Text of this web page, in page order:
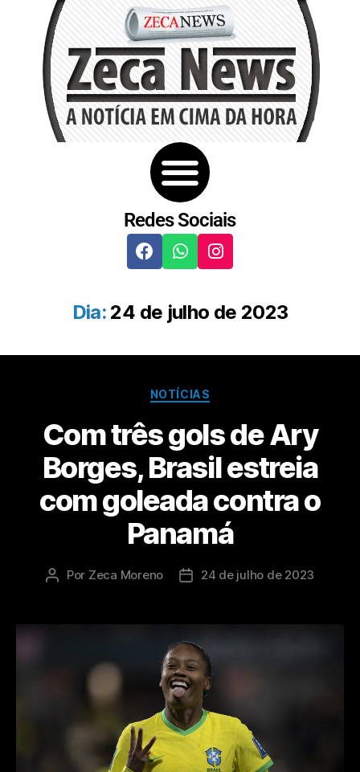
Redes Sociais
Dia: 24 de julho de 2023
NOTÍCIAS
Com três gols de Ary
Borges, Brasil estreia
com goleada contra o
Panamá
Por Zeca Moreno 24 de julho de 2023